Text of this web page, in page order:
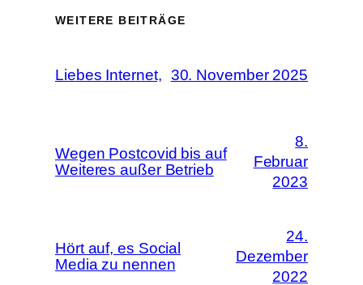
WEITERE BEITRÄGE
Liebes Internet, 30. November 2025
Wegen Postcovid bis auf
Weiteres außer Betrieb
8.
Februar
2023
Hört auf, es Social
Media zu nennen
24.
Dezember
2022